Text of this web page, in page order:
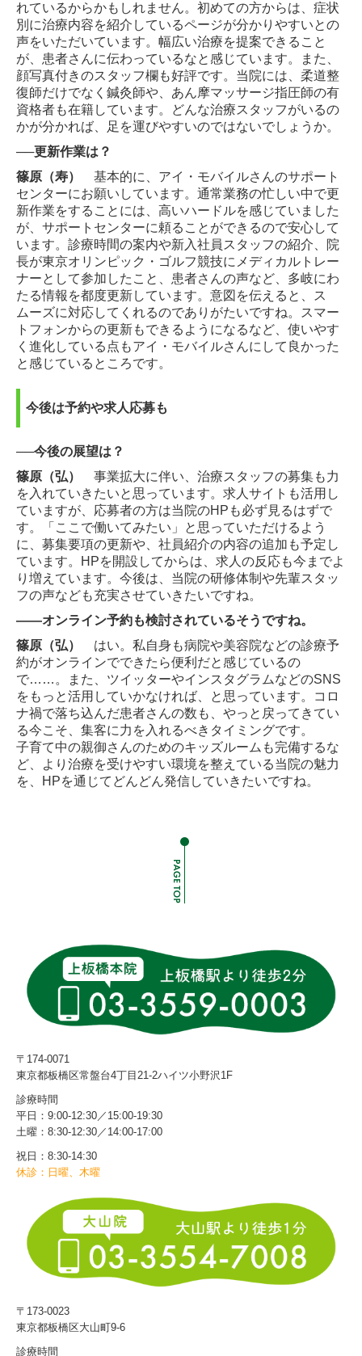
れているからかもしれません。初めての方からは、症状
別に治療内容を紹介しているページが分かりやすいとの
声をいただいています。幅広い治療を提案できること
が、患者さんに伝わっているなと感じています。また、
顔写真付きのスタッフ欄も好評です。当院には、柔道整
復師だけでなく鍼灸師や、あん摩マッサージ指圧師の有
資格者も在籍しています。どんな治療スタッフがいるの
かが分かれば、足を運びやすいのではないでしょうか。
──更新作業は？
篠原（寿）
基本的に、アイ・モバイルさんのサポート
センターにお願いしています。通常業務の忙しい中で更
新作業をすることには、高いハードルを感じていました
が、サポートセンターに頼ることができるので安心して
います。診療時間の案内や新入社員スタッフの紹介、院
長が東京オリンピック・ゴルフ競技にメディカルトレー
ナーとして参加したこと、患者さんの声など、多岐にわ
たる情報を都度更新しています。意図を伝えると、ス
ムーズに対応してくれるのでありがたいですね。スマー
トフォンからの更新もできるようになるなど、使いやす
く進化している点もアイ・モバイルさんにして良かった
と感じているところです。
今後は予約や求人応募も
──今後の展望は？
篠原（弘）
事業拡大に伴い、治療スタッフの募集も力
を入れていきたいと思っています。求人サイトも活用し
ていますが、応募者の方は当院のHPも必ず見るはずで
す。「ここで働いてみたい」と思っていただけるよう
に、募集要項の更新や、社員紹介の内容の追加も予定し
ています。HPを開設してからは、求人の反応も今までよ
り増えています。今後は、当院の研修体制や先輩スタッ
フの声なども充実させていきたいですね。
――オンライン予約も検討されているそうですね。
篠原（弘）
はい。私自身も病院や美容院などの診療予
約がオンラインでできたら便利だと感じているの
で……。また、ツイッターやインスタグラムなどのSNS
をもっと活用していかなければ、と思っています。コロ
ナ禍で落ち込んだ患者さんの数も、やっと戻ってきてい
る今こそ、集客に力を入れるべきタイミングです。
子育て中の親御さんのためのキッズルームも完備するな
ど、より治療を受けやすい環境を整えている当院の魅力
を、HPを通じて どんどん発信していきたいですね。
〒174-0071
東京都板橋区常盤台4丁目21-2ハイツ小野沢1F
診療時間
平日：9:00-12:30／15:00-19:30
土曜：8:30‐12:30／14:00‐17:00
祝日：8:30-14:30
休診：日曜、木曜
〒173-0023
東京都板橋区大山町9-6
診療時間